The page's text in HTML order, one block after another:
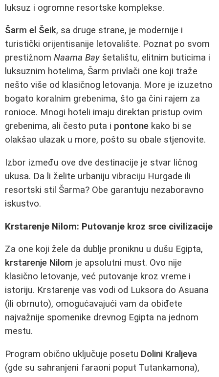
luksuz i ogromne resortske komplekse.
Šarm el Šeik, sa druge strane, je modernije i
turistički orijentisanije letovalište. Poznat po svom
prestižnom Naama Bay šetalištu, elitnim buticima i
luksuznim hotelima, Šarm privlači one koji traže
nešto više od klasičnog letovanja. More je izuzetno
bogato koralnim grebenima, što ga čini rajem za
ronioce. Mnogi hoteli imaju direktan pristup ovim
grebenima, ali često puta i pontone kako bi se
olakšao ulazak u more, pošto su obale stjenovite.
Izbor između ove dve destinacije je stvar ličnog
ukusa. Da li želite urbaniju vibraciju Hurgade ili
resortski stil Šarma? Obe garantuju nezaboravno
iskustvo.
Krstarenje Nilom: Putovanje kroz srce civilizacije
Za one koji žele da dublje proniknu u dušu Egipta,
krstarenje Nilom je apsolutni must. Ovo nije
klasično letovanje, već putovanje kroz vreme i
istoriju. Krstarenje vas vodi od Luksora do Asuana
(ili obrnuto), omogućavajući vam da obiđete
najvažnije spomenike drevnog Egipta na jednom
mestu.
Program obično uključuje posetu Dolini Kraljeva
(gde su sahranjeni faraoni poput Tutankamona),